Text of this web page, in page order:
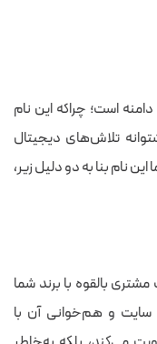
است؛ چراکه این نام
تلاش‌های دیجیتال
نام بنا به دو دلیل زیر،
بالقوه با برند شما
سایت و هم‌خوانی آن با